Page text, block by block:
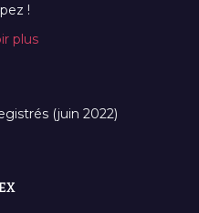
!
plus
(juin 2022)